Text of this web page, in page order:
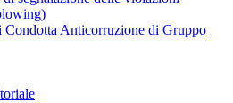
Condotta Anticorruzione di Gruppo